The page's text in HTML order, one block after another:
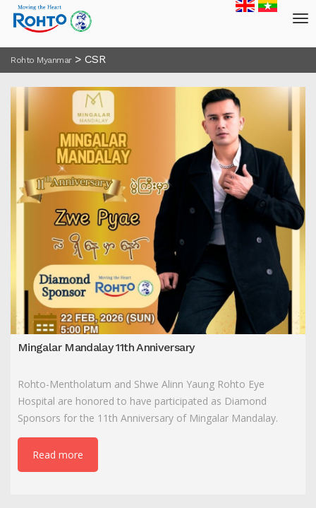
Rohto Myanmar> CSR
Mingalar Mandalay 11th Anniversary
Rohto-Mentholatum and Shwe Alinn Yaung Rohto Eye
Hospital are honored to have participated as Diamond
Sponsors for the 11th Anniversary of Mingalar Mandalay.
Read more